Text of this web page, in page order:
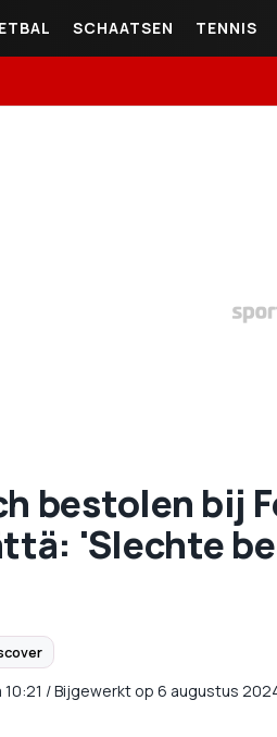
SCHAATSEN TENNIS
bestolen bij
'Slechte
10:21 /Bijgewerkt op 6 augustus